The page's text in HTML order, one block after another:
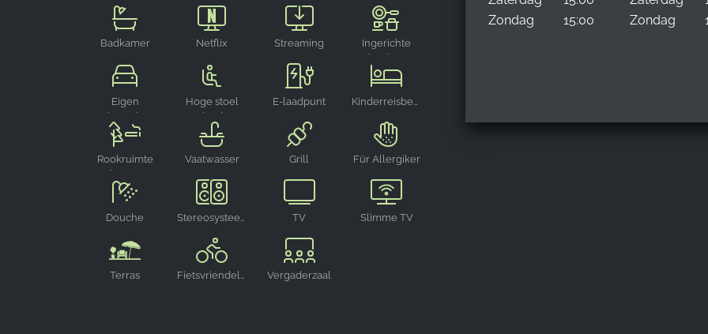
Prime
Badkamer
Netflix
Streaming
Sonstige
Ingerichte
keuken
Eigen
parkeerplaats
Hoge stoel
voor kinderen
E-laadpunt
Rookruimte
buiten
Vaatwasser Grill
Für Allergiker
geeignet
Douche TV Slimme TV
Terras Fietsvriendelijk Vergaderzaal
Zondag
15:00
Zondag